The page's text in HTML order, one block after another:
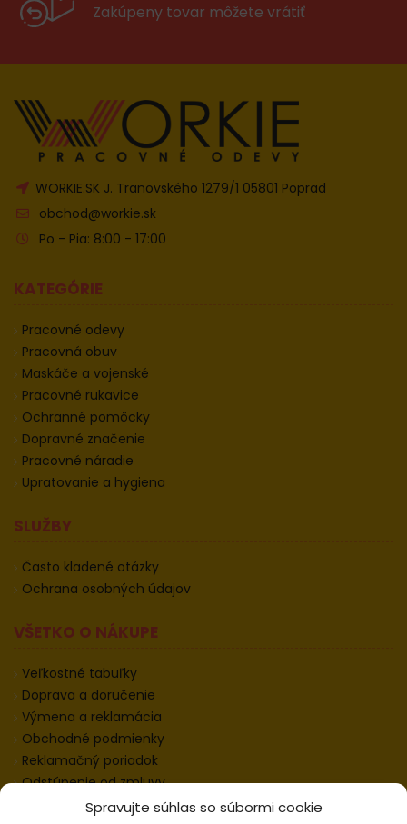
Spravujte súhlas so súbormi cookie
Zakúpeny tovar môžete vrátiť
WORKIE.SK J. Tranovského 1279/1 05801 Poprad
obchod@workie.sk
Po - Pia: 8:00 - 17:00
KATEGÓRIE
Pracovné odevy
Pracovná obuv
Maskáče a vojenské
Pracovné rukavice
Ochranné pomôcky
Dopravné značenie
Pracovné náradie
Upratovanie a hygiena
SLUŽBY
Často kladené otázky
Ochrana osobných údajov
VŠETKO O NÁKUPE
Veľkostné tabuľky
Doprava a doručenie
Výmena a reklamácia
Obchodné podmienky
Reklamačný poriadok
Odstúpenie od zmluvy
Informácie k odstúpeniu